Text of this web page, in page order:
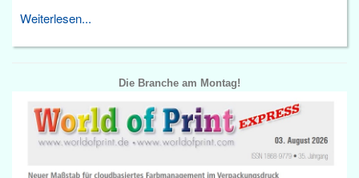
Weiterlesen...
Die Branche am Montag!